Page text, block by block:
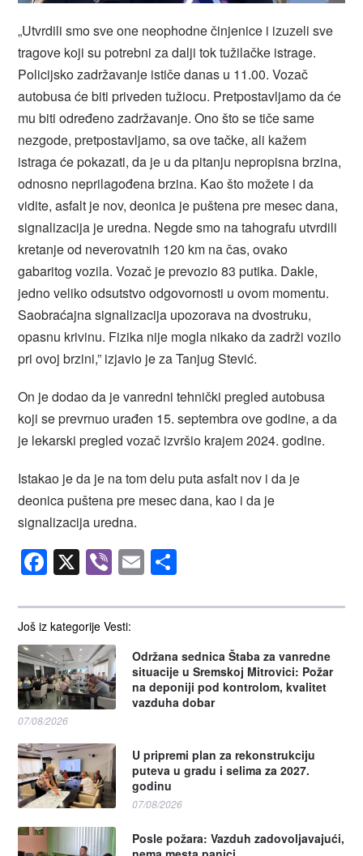
Još iz kategorije Vesti:
Održana sednica Štaba za vanredne
situacije u Sremskoj Mitrovici: Požar
na deponiji pod kontrolom, kvalitet
vazduha dobar
07/08/2026
U pripremi plan za rekonstrukciju
puteva u gradu i selima za 2027.
godinu
07/08/2026
Posle požara: Vazduh zadovoljavajući,
„Utvrdili smo sve one neophodne činjenice i izuzeli sve
tragove koji su potrebni za dalji tok tužilačke istrage.
Policijsko zadržavanje ističe danas u 11.00. Vozač
autobusa će biti priveden tužiocu. Pretpostavljamo da će
mu biti određeno zadržavanje. Ono što se tiče same
nezgode, pretpostavljamo, sa ove tačke, ali kažem
istraga će pokazati, da je u da pitanju nepropisna brzina,
odnosno neprilagođena brzina. Kao što možete i da
vidite, asfalt je nov, deonica je puštena pre mesec dana,
signalizacija je uredna. Negde smo na tahografu utvrdili
kretanje od neverovatnih 120 km na čas, ovako
gabaritog vozila. Vozač je prevozio 83 putika. Dakle,
jedno veliko odsutstvo odgovornosti u ovom momentu.
Saobraćajna signalizacija upozorava na dvostruku,
opasnu krivinu. Fizika nije mogla nikako da zadrži vozilo
pri ovoj brzini,” izjavio je za Tanjug Stević.
On je dodao da je vanredni tehnički pregled autobusa
koji se prevrnuo urađen 15. septembra ove godine, a da
je lekarski pregled vozač izvršio krajem 2024. godine.
Istakao je da je na tom delu puta asfalt nov i da je
deonica puštena pre mesec dana, kao i da je
signalizacija uredna.
Facebook
X ViberEmail